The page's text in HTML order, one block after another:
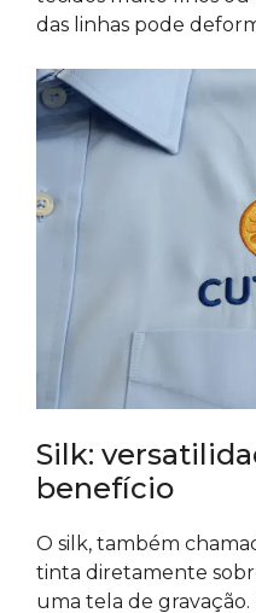
das linhas pode
Silk:
benefício
O silk, também
tinta diretamente
uma tela de